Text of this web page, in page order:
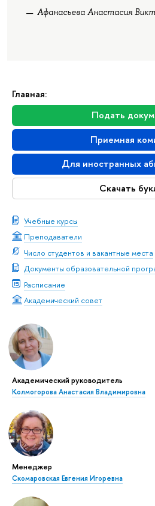
Главная:
Подать
Приемная
Для иностранных
Скачать
Учебные курсы
Преподаватели
Число студентов и вакантные места
Документы образовательной
Расписание
Академический совет
Академический руководитель
Колмогорова Анастасия Владимировна
Менеджер
Скомаровская Евгения Игоревна
Афанасьева Анастасия